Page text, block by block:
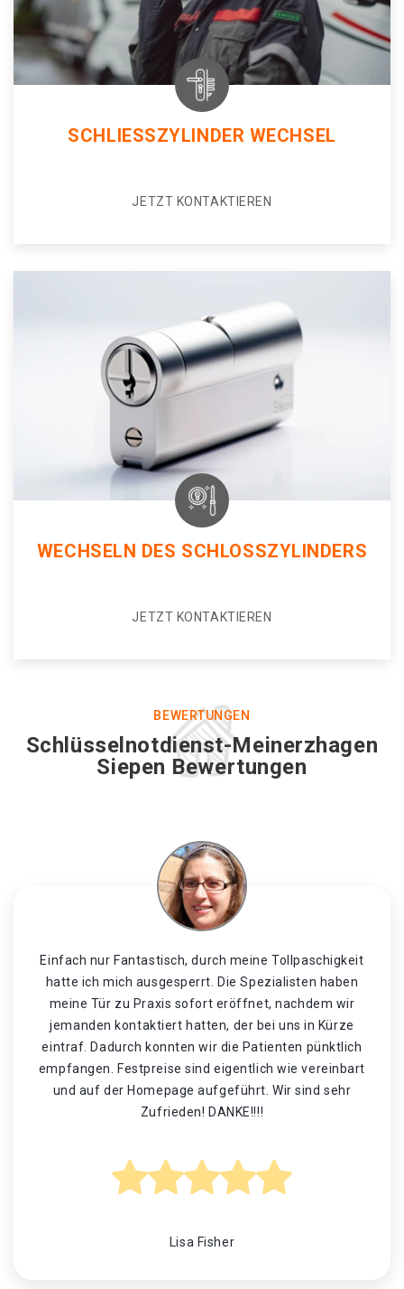
SCHLIESSZYLINDER WECHSEL
JETZT KONTAKTIEREN
WECHSELN DES SCHLOSSZYLINDERS
JETZT KONTAKTIEREN
BEWERTUNGEN
Schlüsselnotdienst-Meinerzhagen
Siepen Bewertungen
Einfach nur Fantastisch, durch meine Tollpaschigkeit
hatte ich mich ausgesperrt. Die Spezialisten haben
meine Tür zu Praxis sofort eröffnet, nachdem wir
jemanden kontaktiert hatten, der bei uns in Kürze
eintraf. Dadurch konnten wir die Patienten pünktlich
empfangen. Festpreise sind eigentlich wie vereinbart
und auf der Homepage aufgeführt. Wir sind sehr
Zufrieden! DANKE!!!!
Lisa Fisher